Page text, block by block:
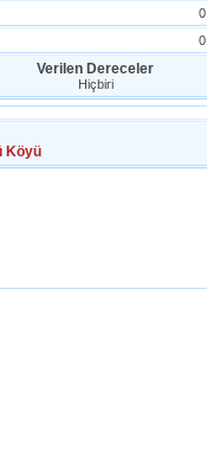
0
0
Verilen Dereceler
Hiçbiri
Köyü